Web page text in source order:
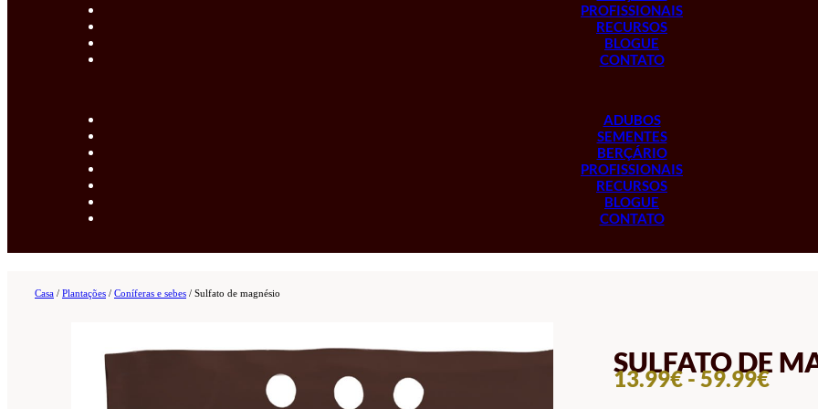
PROFISSIONAIS
RECURSOS
BLOGUE
CONTATO
ADUBOS
SEMENTES
BERÇÁRIO
PROFISSIONAIS
RECURSOS
BLOGUE
CONTATO
Casa / Plantações / Coníferas e sebes / Sulfato de magnésio
SULFATO DE
13.99€ -59.99€